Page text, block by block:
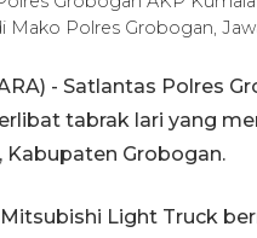
Mako Polres Grobogan,
- Satlantas Polres
tabrak lari yang
Kabupaten Grobogan.
Light Truck